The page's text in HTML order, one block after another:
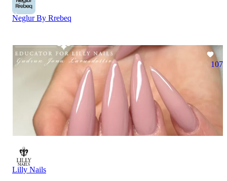
Neglur By Rrebeq
107
Lilly Nails